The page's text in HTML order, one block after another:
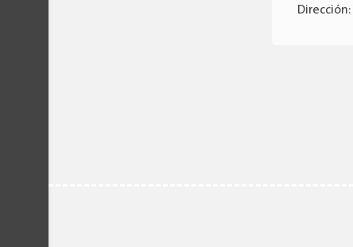
Dirección: